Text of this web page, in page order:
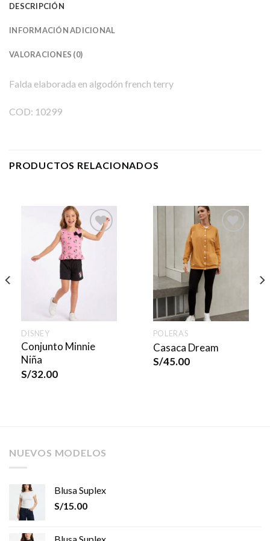
DESCRIPCIÓN
INFORMACIÓN ADICIONAL
VALORACIONES (0)
Falda elaborada en algodón french terry
COD: 10299
PRODUCTOS RELACIONADOS
DISNEY
Conjunto Minnie
Niña
S/32.00
POLERAS
Casaca Dream
S/45.00
NUEVOS MODELOS
Blusa Suplex
S/15.00